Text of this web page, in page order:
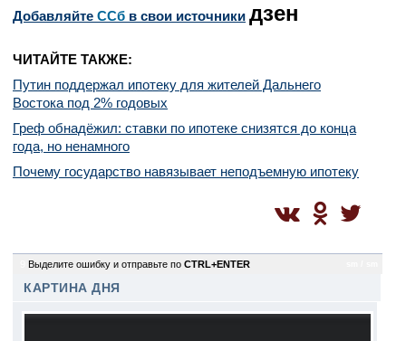
Добавляйте CСб в свои источники дзен
ЧИТАЙТЕ ТАКЖЕ:
Путин поддержал ипотеку для жителей Дальнего
Востока под 2% годовых
Греф обнадёжил: ставки по ипотеке снизятся до конца
года, но ненамного
Почему государство навязывает неподъемную ипотеку
Выделите ошибку и отправьте по CTRL+ENTER
КАРТИНА ДНЯ